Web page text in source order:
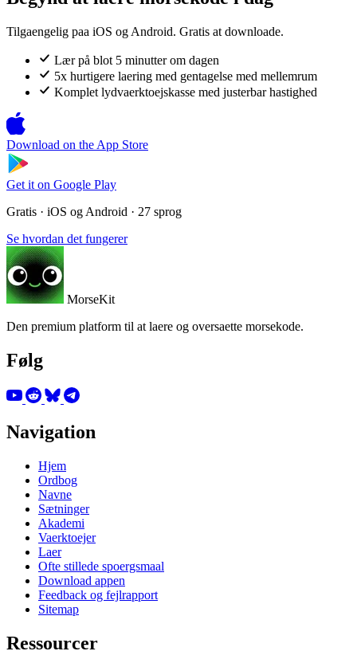
Tilgaengelig paa iOS og Android. Gratis at downloade.
Lær på blot 5 minutter om dagen
5x hurtigere laering med gentagelse med mellemrum
Komplet lydvaerktoejskasse med justerbar hastighed
Download on the App Store
Get it on Google Play
Gratis · iOS og Android · 27 sprog
Se hvordan det fungerer
MorseKit
Den premium platform til at laere og oversaette morsekode.
Følg
Navigation
Hjem
Ordbog
Navne
Sætninger
Akademi
Vaerktoejer
Laer
Ofte stillede spoergsmaal
Download appen
Feedback og fejlrapport
Sitemap
Ressourcer